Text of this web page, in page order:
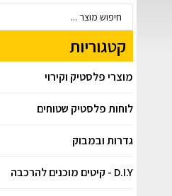
קטגוריות
מוצרי פלסטיק וקירוי
לוחות פלסטיק שטוחים
גדרות ובמבוק
D.I.Y - קיטים מוכנים להרכבה